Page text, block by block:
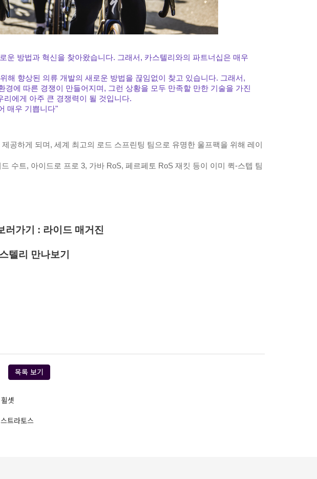
운 방법과 혁신을 찾아왔습니다. 그래서, 카스텔리와의 파트너십은 매우
해 향상된 의류 개발의 새로운 방법을 끊임없이 찾고 있습니다. 그래서,
에 따른 경쟁이 만들어지며, 그런 상황을 모두 만족할 만한 기술을 가진
에게 아주 큰 경쟁력이 될 것입니다.
매우 기쁩니다"
공하게 되며, 세계 최고의 로드 스프린팅 팀으로 유명한 울프팩을 위해 레이
수트, 아이드로 프로 3, 가바 RoS, 페르페토 RoS 재킷 등이 이미 퀵-스텝 팀
러가기 : 라이드 매거진
텔리 만나보기
목록 보기
셋
트라토스